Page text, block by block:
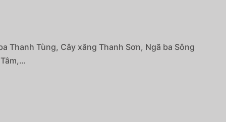
Thanh Tùng, Cây xăng Thanh Sơn, Ngã ba Sông